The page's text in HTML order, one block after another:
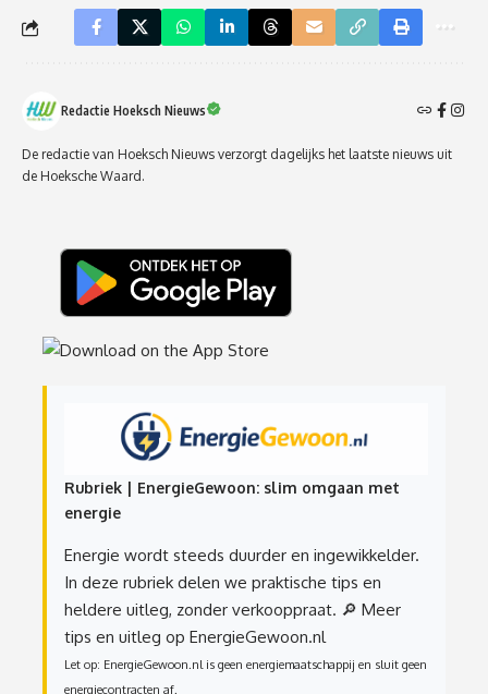
Redactie Hoeksch Nieuws
De redactie van Hoeksch Nieuws verzorgt dagelijks het laatste nieuws uit
de Hoeksche Waard.
Rubriek | EnergieGewoon: slim omgaan met
energie
Energie wordt steeds duurder en ingewikkelder.
In deze rubriek delen we praktische tips en
heldere uitleg, zonder verkooppraat. 🔎 Meer
tips en uitleg op EnergieGewoon.nl
Let op: EnergieGewoon.nl is geen energiemaatschappij en sluit geen
energiecontracten af.